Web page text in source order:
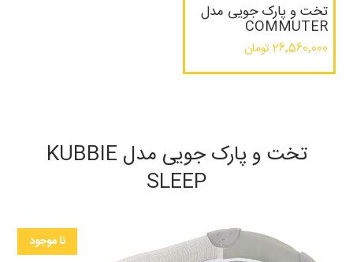
تخت و پارک جویی مدل
COMMUTER
26٬560٬000 تومان
نا موجود
تخت و پارک جویی مدل KUBBIE
SLEEP